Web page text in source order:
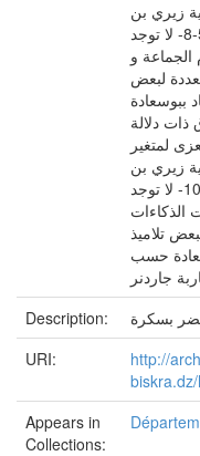
زيري بن
مناد ببوسعادة حسب مقاربة جاردنر. 5-8- لا توجد
الجماعة و
لبعض
ببوسعادة
فروق ذات دلالة
لمتغير
زيري بن
مناد ببوسعادة حسب مقاربة جاردنر. 5-10- لا توجد
الذكاءات
تلاميذ
حسب
Description:
بسكرة
URI:
http://
Appears in
Collections: